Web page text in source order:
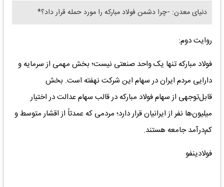
دنیای معدن: -چرا دشمن فولاد مبارکه را مورد حمله قرار داد؟*
روایت دوم:
فولاد مبارکه تنها یک واحد صنعتی نیست؛ بخش مهمی از سرمایه و
دارایی مردم ایران در سهام این شرکت نهفته است. بخش
قابل‌توجهی از سهام فولاد مبارکه در قالب سهام عدالت در اختیار
میلیون‌ها نفر از ایرانیان قرار دارد؛ مردمی که عمدتاً از اقشار متوسط و
کم‌درآمد جامعه هستند.
فولادینفو